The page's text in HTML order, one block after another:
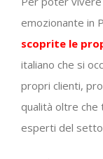
emozionante in
scoprite le
italiano che si
propri clienti,
qualità oltre che
esperti del